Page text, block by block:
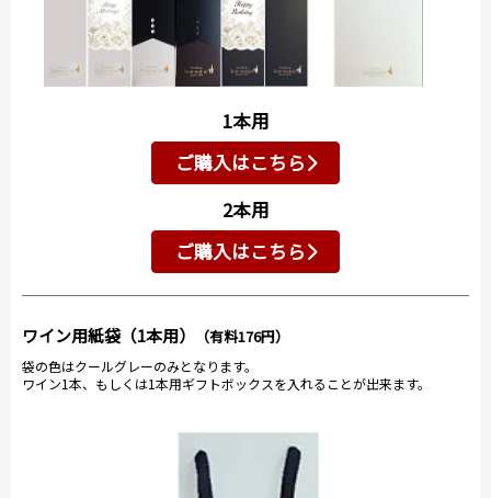
1本用
ご購入はこちら
2本用
ご購入はこちら
ワイン用紙袋（1本用） （有料176円）
袋の色はクールグレーのみとなります。
ワイン1本、もしくは1本用ギフトボックスを入れることが出来ます。